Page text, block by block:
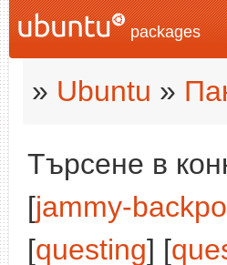
packages
» Ubuntu »
Търсене в
[jammy-
[questing] [